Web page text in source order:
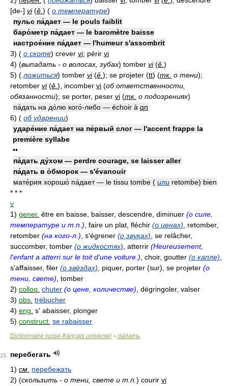
[de-] vi(ê. ) ( о температуре)
пульс па́дает — le pouls faiblit
баро́метр па́дает — le baromètre baisse
настрое́ние па́дает — l'humeur s'assombrit
3) ( о скоте) crever vi; périr vi
4) (выпадать - о волосах, зубах) tomber vi(ê. )
5) ( ложиться) tomber vi(ê. ); se projeter (tt) (тк. о тени);
retomber vi(ê. ), incomber vi (об ответственности,
обязанности); se porter, peser vi (тк. о подозрениях)
па́дать на до́лю кого́-либо — échoir à qn
6) ( об ударении)
ударе́ние па́дает на пе́рвый слог — l'accent frappe la
première syllabe
••
па́дать ду́хом — perdre courage, se laisser aller
па́дать в о́бморок — s'évanouir
мате́рия хорошо́ па́дает — le tissu tombe ( или retombe) bien
* * *
v
1) gener. être en baisse, baisser, descendre, diminuer (о силе,
температуре и т.п.) , faire un plat, fléchir (о ценах) , retomber,
retomber (на кого-л.) , s'égrener (о звуках) , se relâcher,
succomber, tomber (о жидкостях) , atterrir (Heureusement,
l'enfant a atterri sur le toit d'une voiture.) , choir, goutter (о капле)
s'affaisser, filer (о звёздах) , piquer, porter (sur), se projeter (о
тени, свете) , tomber
2) colloq. chuter (о цене, количестве) , dégringoler, valser
3) obs. trébucher
4) eng. s' abaisser, plonger
5) construct. se rabaisser
Dictionnaire russe-français universel > падать
перебегать
1) см. перебежать
2) (скользить - о тени, свете и т.п. ) courir vi